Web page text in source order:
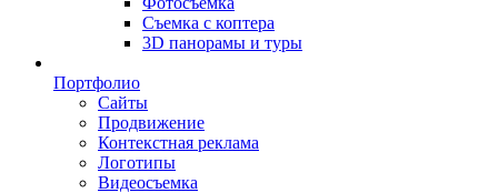
Съемка с коптера
3D панорамы и туры
Портфолио
Сайты
Продвижение
Контекстная реклама
Логотипы
Видеосъемка